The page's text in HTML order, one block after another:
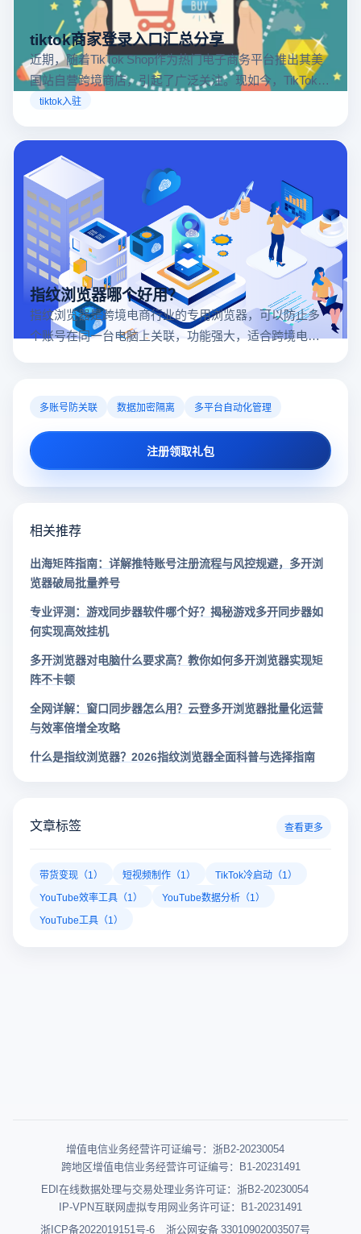
tiktok商家登录入口汇总分享
近期，随着TikTok Shop作为热门电子商务平台推出其美
国站自营跨境商店，引起了广泛关注。现如今，TikTok商
店已覆盖美国、英国及东南亚地区，因此了解官方网站
tiktok入驻
指纹浏览器哪个好用？
指纹浏览器是跨境电商行业的专用浏览器，可以防止多
个账号在同一台电脑上关联，功能强大，适合跨境电商
多账号防关联 数据加密隔离 多平台自动化管理
注册领取礼包
相关推荐
出海矩阵指南：详解推特账号注册流程与风控规避，多开浏
览器破局批量养号
专业评测：游戏同步器软件哪个好？揭秘游戏多开同步器如
何实现高效挂机
多开浏览器对电脑什么要求高？教你如何多开浏览器实现矩
阵不卡顿
全网详解：窗口同步器怎么用？云登多开浏览器批量化运营
与效率倍增全攻略
什么是指纹浏览器？2026指纹浏览器全面科普与选择指南
文章标签 查看更多
带货变现（1） 短视频制作（1）
TikTok冷启动（1）
YouTube效率工具（1）
YouTube数据分析（1）
YouTube工具（1）
增值电信业务经营许可证编号：浙B2-20230054
跨地区增值电信业务经营许可证编号：B1-20231491
EDI在线数据处理与交易处理业务许可证：浙B2-20230054
IP-VPN互联网虚拟专用网业务许可证：B1-20231491
浙ICP备2022019151号-6
浙公网安备 33010902003507号